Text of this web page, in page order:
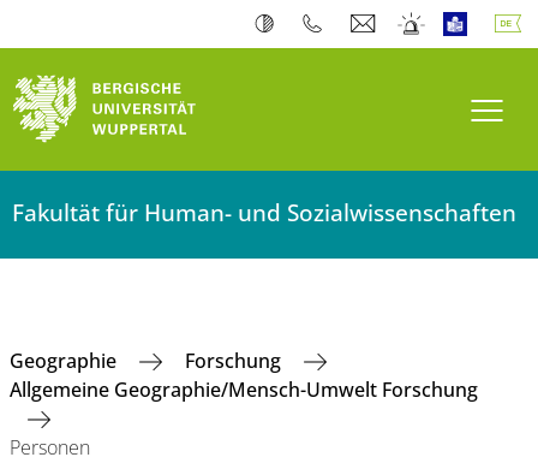
Fakultät für Human- und Sozialwissenschaften
Geographie
Forschung
Allgemeine Geographie/Mensch-Umwelt Forschung
Personen